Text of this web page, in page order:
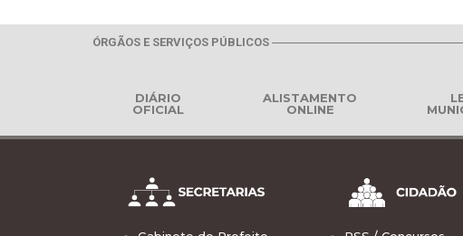
ÓRGÃOS E SERVIÇOS PÚBLICOS
DIÁRIO
OFICIAL
ALISTAMENTO
ONLINE